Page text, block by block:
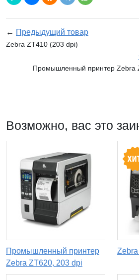
← Предыдущий товар
Zebra ZT410 (203 dpi)
Промышленный принтер Zebra
Возможно, вас это
Промышленный принтер
Zebra ZT620, 203 dpi